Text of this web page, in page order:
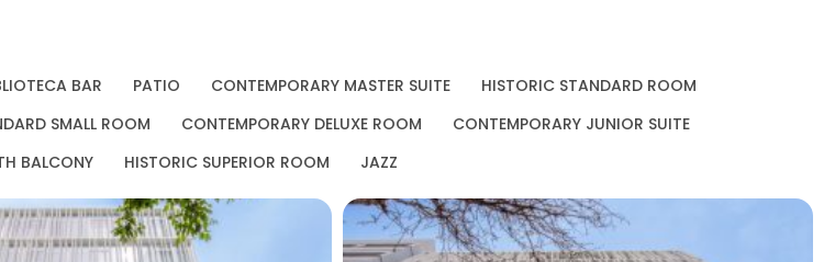
BAR PATIO CONTEMPORARY MASTER SUITE
HISTORIC STANDARD ROOM
SMALL ROOM CONTEMPORARY DELUXE ROOM
CONTEMPORARY JUNIOR SUITE
BALCONY
HISTORIC SUPERIOR ROOM JAZZ